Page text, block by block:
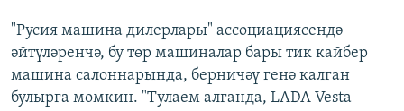
"Русия машина дилерлары" ассоциациясендә
әйтүләренчә, бу төр машиналар бары тик кайбер
машина салоннарында, берничәү генә калган
булырга мөмкин. "Тулаем алганда, LADA Vesta